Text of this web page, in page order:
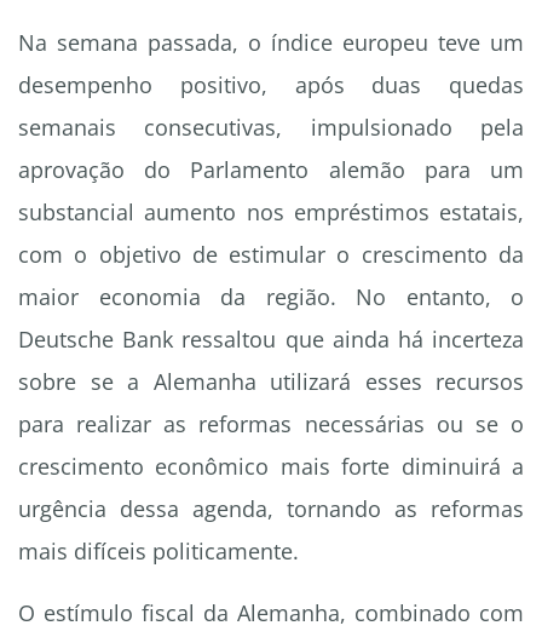
Na semana passada, o índice europeu teve um
desempenho positivo, após duas quedas
semanais consecutivas, impulsionado pela
aprovação do Parlamento alemão para um
substancial aumento nos empréstimos estatais,
com o objetivo de estimular o crescimento da
maior economia da região. No entanto, o
Deutsche Bank ressaltou que ainda há incerteza
sobre se a Alemanha utilizará esses recursos
para realizar as reformas necessárias ou se o
crescimento econômico mais forte diminuirá a
urgência dessa agenda, tornando as reformas
mais difíceis politicamente.
O estímulo fiscal da Alemanha, combinado com